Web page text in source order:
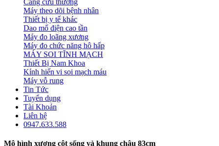
Máy theo dõi bệnh nhân
Thiết bị y tế khác
Dao mổ điện cao tần
Máy đo loãng xương
Máy đo chức năng hô hấp
MÁY SOI TĨNH MẠCH
Thiết Bị Nam Khoa
Kính hiển vi soi mạch máu
Máy vỗ rung
Tin Tức
Tuyển dụng
Tài Khoản
Liên hệ
0947.633.588
Mô hình xương cột sống và khung chậu 83cm